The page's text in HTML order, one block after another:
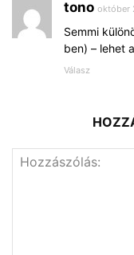
tono október
Semmi
ben) – lehet
Válasz